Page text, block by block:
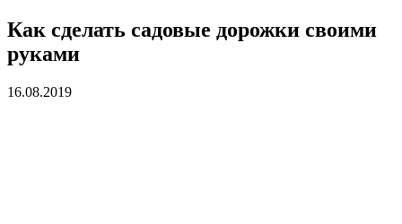
Как сделать садовые дорожки своими
руками
16.08.2019